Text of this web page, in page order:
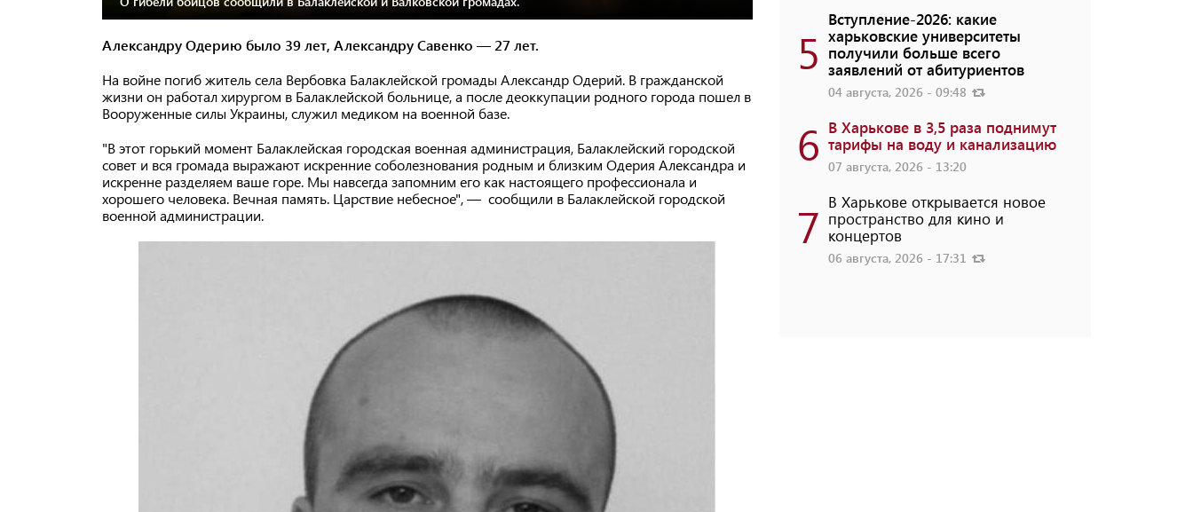
Александру Одерию было 39 лет, Александру Савенко — 27 лет.
На войне погиб житель села Вербовка Балаклейской громады Александр Одерий. В гражданской
жизни он работал хирургом в Балаклейской больнице, а после деоккупации родного города пошел в
Вооруженные силы Украины, служил медиком на военной базе.
"В этот горький момент Балаклейская городская военная администрация, Балаклейский городской
совет и вся громада выражают искренние соболезнования родным и близким Одерия Александра и
искренне разделяем ваше горе. Мы навсегда запомним его как настоящего профессионала и
хорошего человека. Вечная память. Царствие небесное", — сообщили в Балаклейской городской
военной администрации.
5
Вступление-2026: какие
харьковские университеты
получили больше всего
заявлений от абитуриентов
04 августа, 2026 - 09:48
6 В Харькове в 3,5 раза поднимут
тарифы на воду и канализацию
07 августа, 2026 - 13:20
7 В Харькове открывается новое
пространство для кино и
концертов
06 августа, 2026 - 17:31